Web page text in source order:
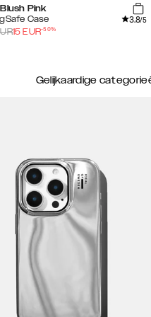
Pink
Case
3.8/5
15 EUR-50%
Gelijkaardige